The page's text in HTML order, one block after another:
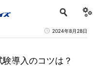
2024年8月28日
験導入のコツは？